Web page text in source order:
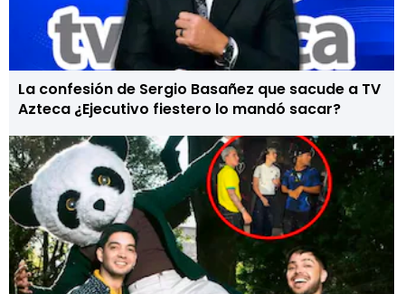
La confesión de Sergio Basañez que sacude a TV
Azteca ¿Ejecutivo fiestero lo mandó sacar?